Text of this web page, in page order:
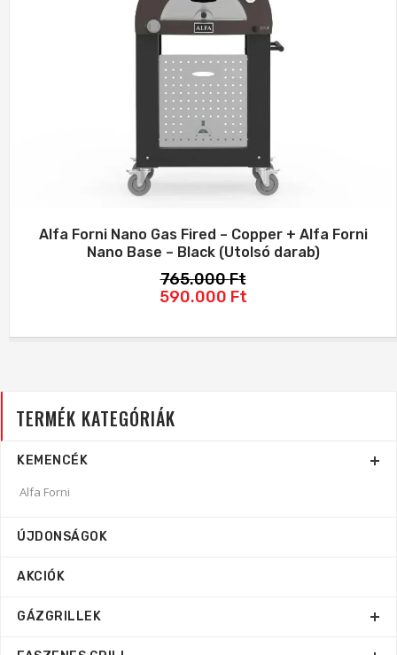
Alfa Forni Nano Gas Fired – Copper + Alfa Forni
Nano Base – Black (Utolsó darab)
765.000Ft
Original price was: 765.000 Ft.
590.000 FtCurrent price is:
TERMÉK KATEGÓRIÁK
KEMENCÉK
Alfa Forni
ÚJDONSÁGOK
AKCIÓK
GÁZGRILLEK